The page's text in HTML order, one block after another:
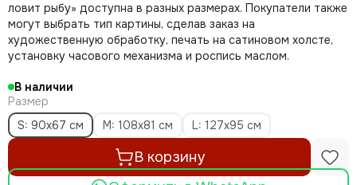
ловит рыбу» доступна в разных размерах. Покупатели также
могут выбрать тип картины, сделав заказ на
художественную обработку, печать на сатиновом холсте,
установку часового механизма и роспись маслом.
В наличии
Размер
S: 90x67 см
M: 108х81 см L: 127х95 см
В корзину